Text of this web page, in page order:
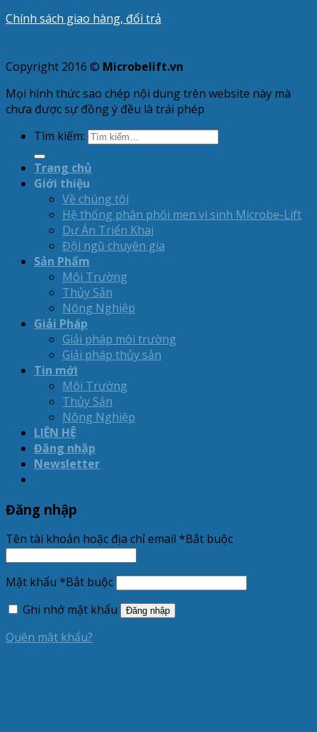
Chính sách giao hàng, đổi trả
Copyright 2016 © Microbelift.vn
Mọi hình thức sao chép nội dung trên website này mà
chưa được sự đồng ý đều là trái phép
Tìm kiếm:
Trang chủ
Giới thiệu
Về chúng tôi
Hệ thống phân phối men vi sinh Microbe-Lift
Dự Án Triển Khai
Đội ngũ chuyên gia
Sản Phẩm
Môi Trường
Thủy Sản
Nông Nghiệp
Giải Pháp
Giải pháp môi trường
Giải pháp thủy sản
Tin mới
Môi Trường
Thủy Sản
Nông Nghiệp
LIÊN HỆ
Đăng nhập
Newsletter
Đăng nhập
Tên tài khoản hoặc địa chỉ email *Bắt buộc
Mật khẩu *Bắt buộc
Ghi nhớ mật khẩu
Đăng nhập
Quên mật khẩu?